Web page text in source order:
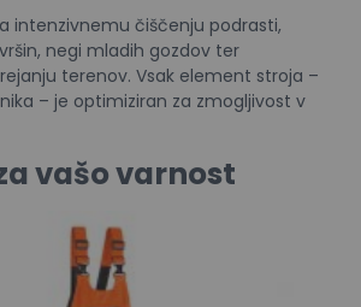
intenzivnemu čiščenju podrasti,
negi mladih gozdov ter
terenov. Vsak element stroja –
– je optimiziran za zmogljivost v
vašo varnost